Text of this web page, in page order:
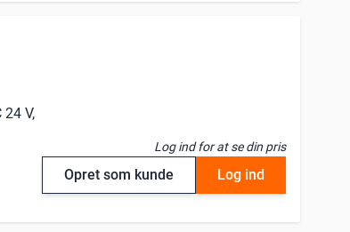
V,
Log ind for at se din pris
Opret som kunde Log ind